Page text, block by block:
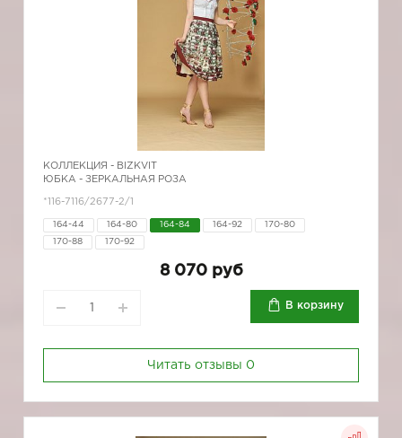
КОЛЛЕКЦИЯ - BIZKVIT
ЮБКА - ЗЕРКАЛЬНАЯ РОЗА
*116-7116/2677-2/1
164-44 164-80 164-84 164-92 170-80
170-88 170-92
8 070 руб
В корзину
Читать отзывы 0